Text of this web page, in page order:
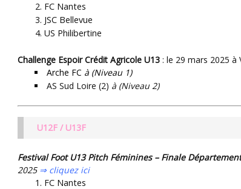
FC Nantes
JSC Bellevue
US Philibertine
Challenge Espoir Crédit Agricole U13 : le 29 mars 2025 à
Arche FC à (Niveau 1)
AS Sud Loire (2) à (Niveau 2)
U12F / U13F
Festival Foot U13 Pitch Féminines – Finale
2025 ⇒ cliquez ici
FC Nantes